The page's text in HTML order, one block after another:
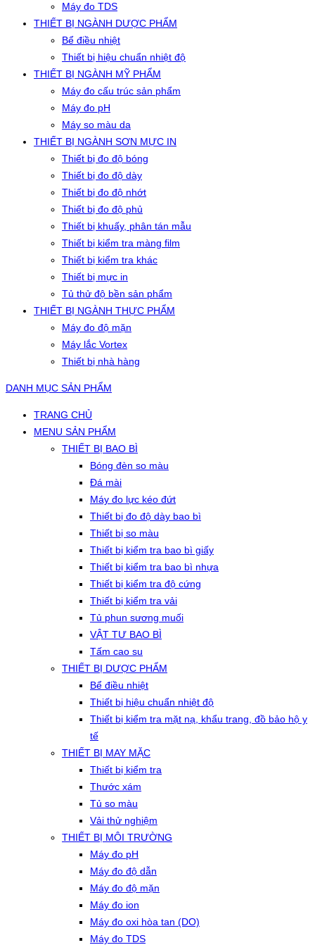
Máy đo TDS
THIẾT BỊ NGÀNH DƯỢC PHẨM
Bể điều nhiệt
Thiết bị hiệu chuẩn nhiệt độ
THIẾT BỊ NGÀNH MỸ PHẨM
Máy đo cấu trúc sản phẩm
Máy đo pH
Máy so màu da
THIẾT BỊ NGÀNH SƠN MỰC IN
Thiết bị đo độ bóng
Thiết bị đo độ dày
Thiết bị đo độ nhớt
Thiết bị đo độ phủ
Thiết bị khuấy, phân tán mẫu
Thiết bị kiểm tra màng film
Thiết bị kiểm tra khác
Thiết bị mực in
Tủ thử độ bền sản phẩm
THIẾT BỊ NGÀNH THỰC PHẨM
Máy đo độ mặn
Máy lắc Vortex
Thiết bị nhà hàng
DANH MỤC SẢN PHẨM
TRANG CHỦ
MENU SẢN PHẨM
THIẾT BỊ BAO BÌ
Bóng đèn so màu
Đá mài
Máy đo lực kéo đứt
Thiết bị đo độ dày bao bì
Thiết bị so màu
Thiết bị kiểm tra bao bì giấy
Thiết bị kiểm tra bao bì nhựa
Thiết bị kiểm tra độ cứng
Thiết bị kiểm tra vải
Tủ phun sương muối
VẬT TƯ BAO BÌ
Tấm cao su
THIẾT BỊ DƯỢC PHẨM
Bể điều nhiệt
Thiết bị hiệu chuẩn nhiệt độ
Thiết bị kiểm tra mặt nạ, khẩu trang, đồ bảo hộ y
tế
THIẾT BỊ MAY MẶC
Thiết bị kiểm tra
Thước xám
Tủ so màu
Vải thử nghiệm
THIẾT BỊ MÔI TRƯỜNG
Máy đo pH
Máy đo độ dẫn
Máy đo độ mặn
Máy đo ion
Máy đo oxi hòa tan (DO)
Máy đo TDS